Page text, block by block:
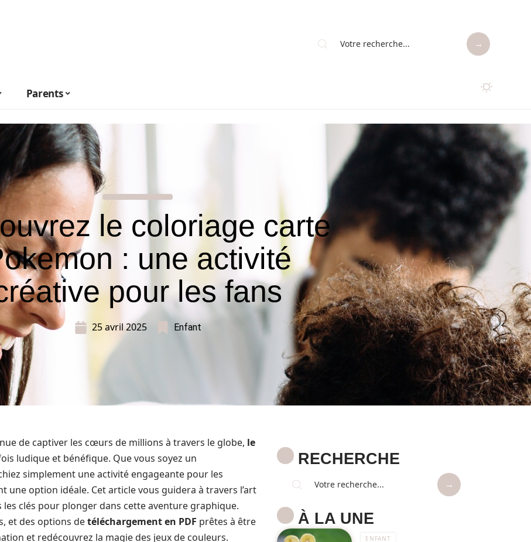
Parents
le coloriage carte
: une activité
pour les fans
25 avril 2025 Enfant
de captiver les cœurs de millions à travers le globe, le
ludique et bénéfique. Que vous soyez un
simplement une activité engageante pour les
une option idéale. Cet article vous guidera à travers l’art
clés pour plonger dans cette aventure graphique.
et des options detéléchargement en PDF prêtes à être
et redécouvrez la magie des jeux de couleurs.
RECHERCHE
À LA UNE
ENFANT